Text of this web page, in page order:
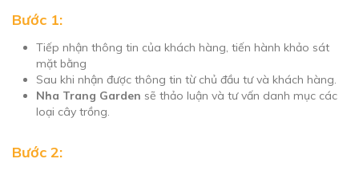
Bước 1:
Tiếp nhận thông tin của khách hàng, tiến hành khảo sát
mặt bằng
Sau khi nhận được thông tin từ chủ đầu tư và khách hàng.
Nha Trang Garden sẽ thảo luận và tư vấn danh mục các
loại cây trồng.
Bước 2: